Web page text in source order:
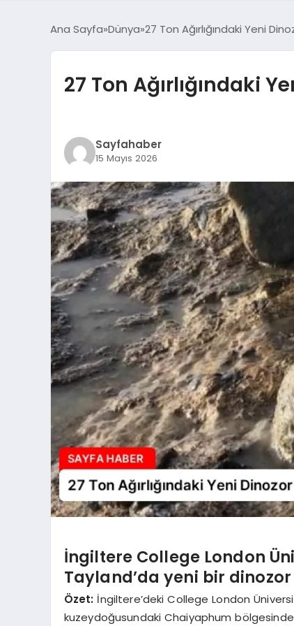
Ana Sayfa Dünya 27 Ton Ağırlığındaki Yeni
27 Ton Ağırlığındaki
Sayfahaber
15 Mayıs 2026
İngiltere College London
Tayland’da yeni bir
Özet: İngiltere’deki College London
kuzeydoğusundaki Chaiyaphum bölgesinde